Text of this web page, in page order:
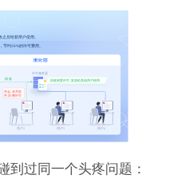
到过同一个头疼问题：